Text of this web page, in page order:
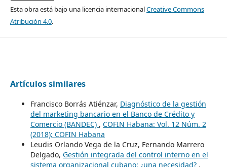
Esta obra está bajo una licencia internacionalCreative Commons
Atribución 4.0.
Artículos similares
Francisco Borrás Atiénzar, Diagnóstico de la gestión
del marketing bancario en el Banco de Crédito y
Comercio (BANDEC) , COFIN Habana: Vol. 12 Núm. 2
(2018): COFIN Habana
Leudis Orlando Vega de la Cruz, Fernando Marrero
Delgado, Gestión integrada del control interno en el
sistema organizacional cubano: ¿una necesidad? ,